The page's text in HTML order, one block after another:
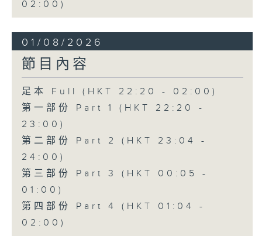
02:00)
01/08/2026
節目內容
足本 Full (HKT 22:20 - 02:00)
第一部份 Part 1 (HKT 22:20 -
23:00)
第二部份 Part 2 (HKT 23:04 -
24:00)
第三部份 Part 3 (HKT 00:05 -
01:00)
第四部份 Part 4 (HKT 01:04 -
02:00)